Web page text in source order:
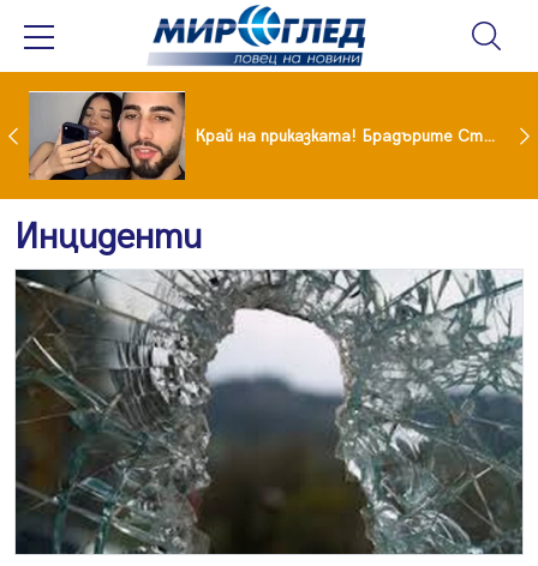
Коцето удари джакпота! Държавата му плаща 95 000 евро Край на приказката! Брадърите Стефан и Сияна се разделиха с гръм и трясък
Инциденти